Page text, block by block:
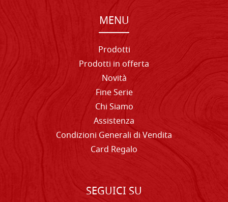
MENU
Prodotti
Prodotti in offerta
Novità
Fine Serie
Chi Siamo
Assistenza
Condizioni Generali di Vendita
Card Regalo
SEGUICI SU